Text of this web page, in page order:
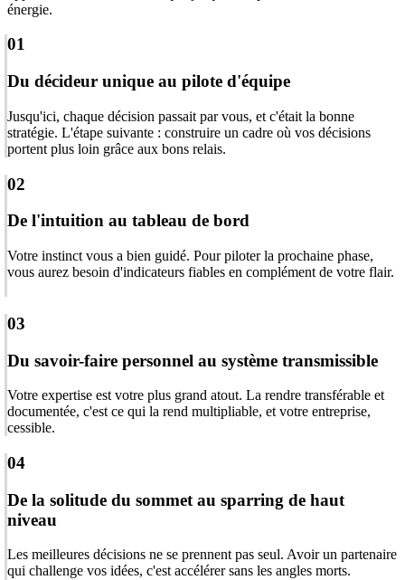
énergie.
01
Du décideur unique au pilote d'équipe
Jusqu'ici, chaque décision passait par vous, et c'était la bonne
stratégie. L'étape suivante : construire un cadre où vos décisions
portent plus loin grâce aux bons relais.
02
De l'intuition au tableau de bord
Votre instinct vous a bien guidé. Pour piloter la prochaine phase,
vous aurez besoin d'indicateurs fiables en complément de votre flair.
03
Du savoir-faire personnel au système transmissible
Votre expertise est votre plus grand atout. La rendre transférable et
documentée, c'est ce qui la rend multipliable, et votre entreprise,
cessible.
04
De la solitude du sommet au sparring de haut
niveau
Les meilleures décisions ne se prennent pas seul. Avoir un partenaire
qui challenge vos idées, c'est accélérer sans les angles morts.